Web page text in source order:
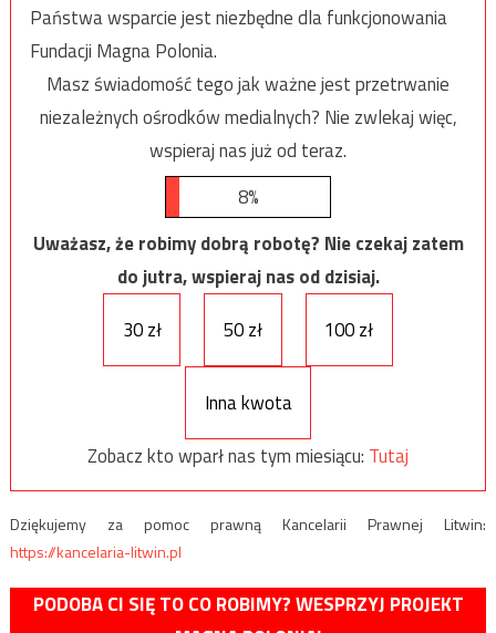
Państwa wsparcie jest niezbędne dla funkcjonowania
Fundacji Magna Polonia.
Masz świadomość tego jak ważne jest przetrwanie
niezależnych ośrodków medialnych? Nie zwlekaj więc,
wspieraj nas już od teraz.
8%
Uważasz, że robimy dobrą robotę? Nie czekaj zatem
do jutra, wspieraj nas od dzisiaj.
30 zł
50 zł 100 zł
Inna kwota
Zobacz kto wparł nas tym miesiącu: Tutaj
Dziękujemy za pomoc prawną Kancelarii Prawnej Litwin:
https://kancelaria-litwin.pl
PODOBA CI SIĘ TO CO ROBIMY? WESPRZYJ PROJEKT